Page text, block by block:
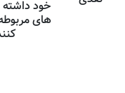
خود داشته
های